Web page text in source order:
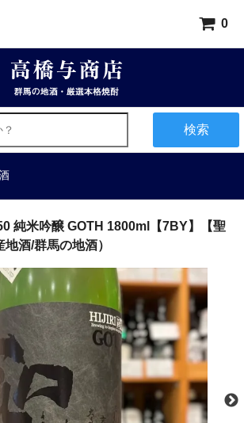
0
検索
純米吟醸 GOTH 1800ml【7BY】【聖
酒/群馬の地酒）